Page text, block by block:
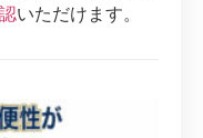
いただけます。